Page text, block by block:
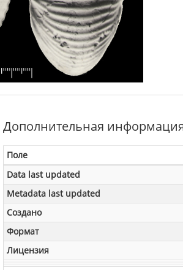
Дополнительная
Поле
Data last updated
Metadata last updated
Создано
Формат
Лицензия